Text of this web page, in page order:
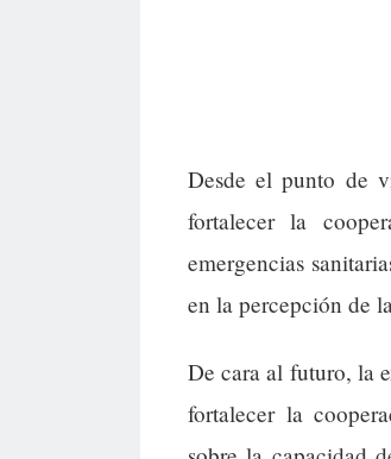
Desde el punto de
fortalecer la
emergencias
en la percepción de
De cara al futuro, la
fortalecer la